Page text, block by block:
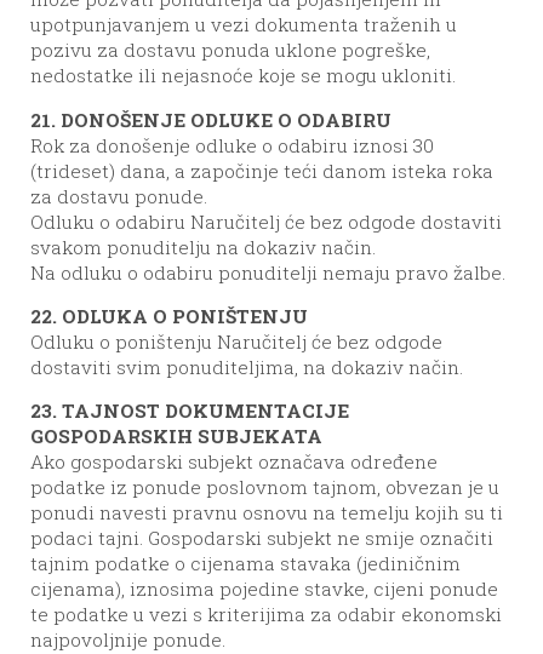
upotpunjavanjem u vezi dokumenta traženih u
pozivu za dostavu ponuda uklone pogreške,
nedostatke ili nejasnoće koje se mogu ukloniti.
21. DONOŠENJE ODLUKE O ODABIRU
Rok za donošenje odluke o odabiru iznosi 30
(trideset) dana, a započinje teći danom isteka roka
za dostavu ponude.
Odluku o odabiru Naručitelj će bez odgode dostaviti
svakom ponuditelju na dokaziv način.
Na odluku o odabiru ponuditelji nemaju pravo žalbe.
22. ODLUKA O PONIŠTENJU
Odluku o poništenju Naručitelj će bez odgode
dostaviti svim ponuditeljima, na dokaziv način.
23. TAJNOST DOKUMENTACIJE
GOSPODARSKIH SUBJEKATA
Ako gospodarski subjekt označava određene
podatke iz ponude poslovnom tajnom, obvezan je u
ponudi navesti pravnu osnovu na temelju kojih su ti
podaci tajni. Gospodarski subjekt ne smije označiti
tajnim podatke o cijenama stavaka (jediničnim
cijenama), iznosima pojedine stavke, cijeni ponude
te podatke u vezi s kriterijima za odabir ekonomski
najpovoljnije ponude.